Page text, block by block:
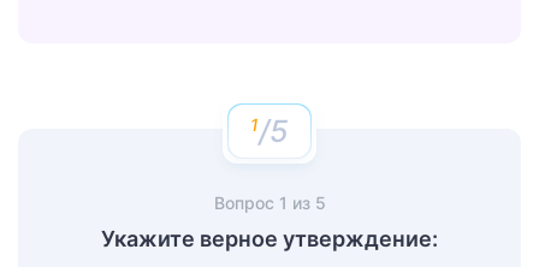
/5
Вопрос 1 из 5
Укажите верное утверждение: